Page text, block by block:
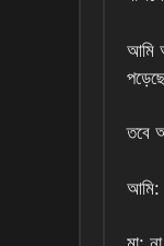
আমি
তবে
আমি: